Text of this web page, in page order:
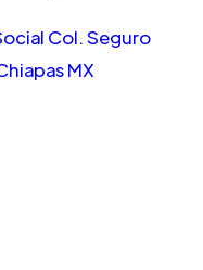
Col. Seguro
MX